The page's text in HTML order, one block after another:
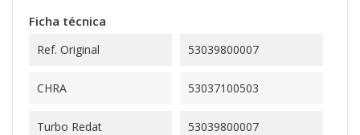
Ficha técnica
Ref. Original 53039800007
CHRA 53037100503
Turbo Redat 53039800007